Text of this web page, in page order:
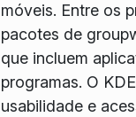
móveis. Entre os
pacotes de
que incluem
programas. O
usabilidade e